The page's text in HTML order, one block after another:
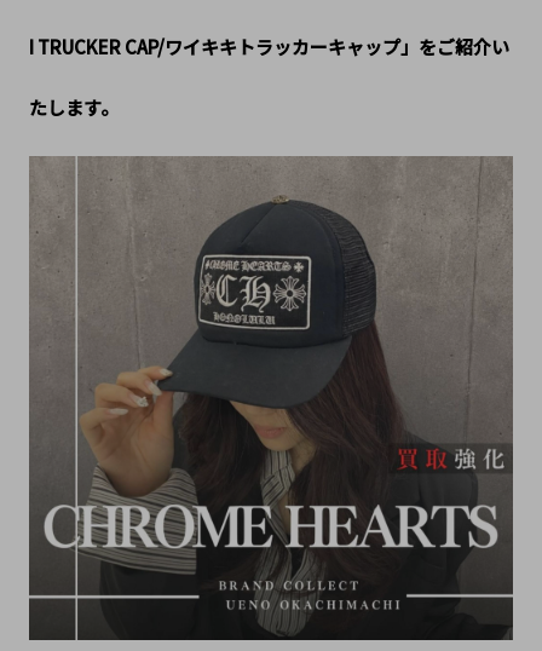
I TRUCKER CAP/ワイキキトラッカーキャップ」 をご紹介い
たします。